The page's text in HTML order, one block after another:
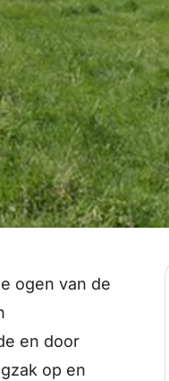
ogen van de
en door
op en